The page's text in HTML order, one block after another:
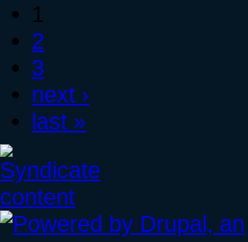
1
2
3
next ›
last »